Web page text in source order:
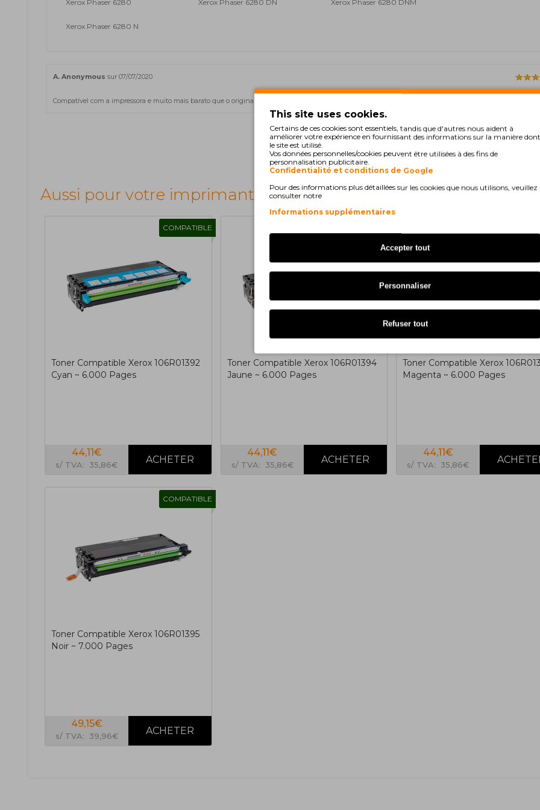
Xerox Phaser 6280 Xerox Phaser 6280 DN Xerox Phaser 6280 DNM
Xerox Phaser 6280 N
A. Anonymous sur 07/07/2020
Compatível com a impressora e muito mais barato que o original. Recomendo.
Visualiser 1 de 1 de 1 (1
Aussi pour votre imprimante
COMPATIBLE
Toner Compatible Xerox 106R01392
Cyan ~ 6.000 Pages
44,11€
s/ TVA: 35,86€
Toner Compatible Xerox 106R01394
Jaune ~ 6.000 Pages
44,11€
s/ TVA: 35,86€
Toner Compatible Xerox
Magenta ~ 6.000 Pages
44,11€
s/ TVA: 35,86€
COMPATIBLE
Toner Compatible Xerox 106R01395
Noir ~ 7.000 Pages
49,15€
s/ TVA: 39,96€
This site uses cookies.
Certains de ces cookies sont essentiels, tandis que d'autres nous aident à
améliorer votre expérience en fournissant des informations sur la manière dont
le site est utilisé.
Vos données personnelles/cookies peuvent être utilisées à des fins de
personnalisation publicitaire.
Confidentialité et conditions de Google
Pour des informations plus détaillées sur les cookies que nous utilisons, veuillez
consulter notre
Informations supplémentaires
Accepter tout
Personnaliser
Refuser tout